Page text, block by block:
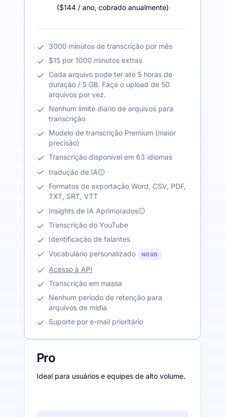
($144 / ano, cobrado anualmente)
3000 minutos de transcrição por mês
$15 por 1000 minutos extras
Cada arquivo pode ter até 5 horas de
duração / 5 GB. Faça o upload de 50
arquivos por vez.
Nenhum limite diário de arquivos para
transcrição
Modelo de transcrição Premium (maior
precisão)
Transcrição disponível em 63 idiomas
tradução de IA
Formatos de exportação Word, CSV, PDF,
TXT, SRT, VTT
Insights de IA Aprimorados
Transcrição do YouTube
Identificação de falantes
Vocabulário personalizado
NOVO
Acesso à API
Transcrição em massa
Nenhum período de retenção para
arquivos de mídia
Suporte por e-mail prioritário
Pro
Ideal para usuários e equipes de alto volume.